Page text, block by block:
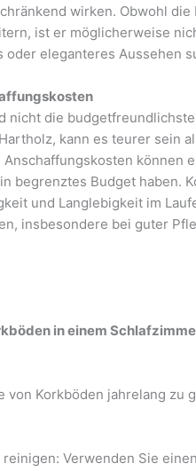
wirken. Obwohl
ist er möglicherweise
eleganteres Aussehen
nicht die
kann es teurer sein
Anschaffungskosten können
begrenztes Budget haben.
und Langlebigkeit im
insbesondere bei guter
in einem
von Korkböden jahrelang
reinigen: Verwenden Sie